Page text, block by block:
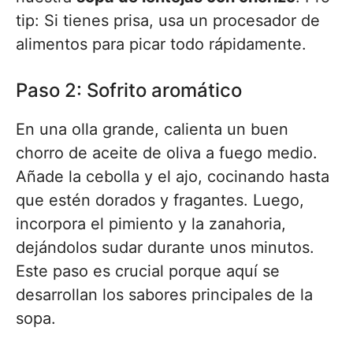
tip: Si tienes prisa, usa un procesador de
alimentos para picar todo rápidamente.
Paso 2: Sofrito aromático
En una olla grande, calienta un buen
chorro de aceite de oliva a fuego medio.
Añade la cebolla y el ajo, cocinando hasta
que estén dorados y fragantes. Luego,
incorpora el pimiento y la zanahoria,
dejándolos sudar durante unos minutos.
Este paso es crucial porque aquí se
desarrollan los sabores principales de la
sopa.